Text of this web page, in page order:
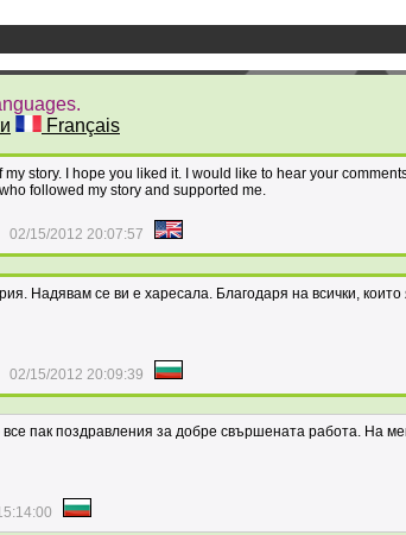
Français
story. I hope you liked it. I would like to hear your
followed my story and supported me.
02/15/2012 20:07:57
Надявам се ви е харесала. Благодаря на всички,
02/15/2012 20:09:39
пак поздравления за добре свършената работа. На